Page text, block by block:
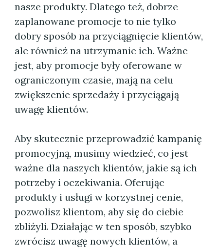
nasze produkty. Dlatego też, dobrze
zaplanowane promocje to nie tylko
dobry sposób na przyciągnięcie klientów,
ale również na utrzymanie ich. Ważne
jest, aby promocje były oferowane w
ograniczonym czasie, mają na celu
zwiększenie sprzedaży i przyciągają
uwagę klientów.
Aby skutecznie przeprowadzić kampanię
promocyjną, musimy wiedzieć, co jest
ważne dla naszych klientów, jakie są ich
potrzeby i oczekiwania. Oferując
produkty i usługi w korzystnej cenie,
pozwolisz klientom, aby się do ciebie
zbliżyli. Działając w ten sposób, szybko
zwrócisz uwagę nowych klientów, a